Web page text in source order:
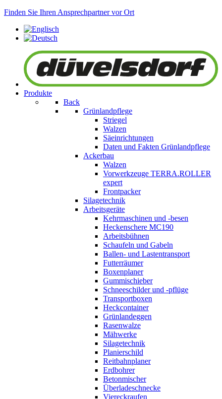
Finden Sie Ihren Ansprechpartner vor Ort
Produkte
Back
Grünlandpflege
Striegel
Walzen
Säeinrichtungen
Daten und Fakten Grünlandpflege
Ackerbau
Walzen
Vorwerkzeuge TERRA.ROLLER
expert
Frontpacker
Silagetechnik
Arbeitsgeräte
Kehrmaschinen und -besen
Heckenschere MC190
Arbeitsbühnen
Schaufeln und Gabeln
Ballen- und Lastentransport
Futterräumer
Boxenplaner
Gummischieber
Schneeschilder und -pflüge
Transportboxen
Heckcontainer
Grünlandeggen
Rasenwalze
Mähwerke
Silagetechnik
Planierschild
Reitbahnplaner
Erdbohrer
Betonmischer
Überladeschnecke
Viereckraufen